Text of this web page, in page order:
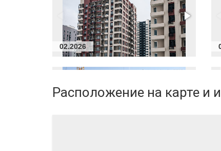
Телефон консультанта
02.2026
Расположение на карте и